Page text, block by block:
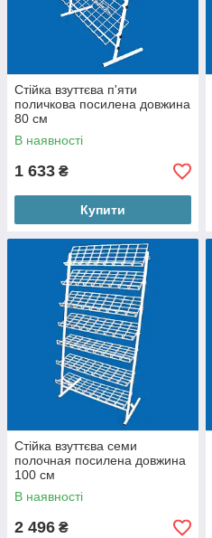
Стійка взуттєва п'яти
поличкова посилена довжина
80 см
В наявності
1 633 ₴
Купити
Стійка взуттєва семи
полочная посилена довжина
100 см
В наявності
2 496 ₴